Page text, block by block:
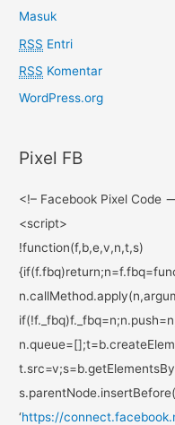
Masuk
RSS Entri
RSS Komentar
WordPress.org
Pixel FB
<!– Facebook Pixel Code
<script>
!function(f,b,e,v,n,t,s)
{if(f.fbq)return;n=f.fbq=
n.callMethod.apply(n,
t.src=v;s=b.
‘https://